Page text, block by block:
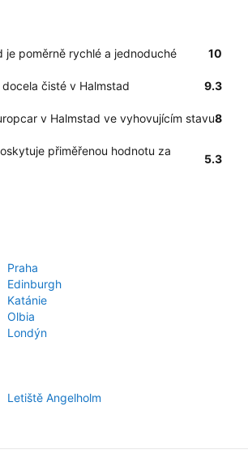
poměrně rychlé a jednoduché 10
čisté v Halmstad 9.3
v Halmstad ve vyhovujícím stavu8
přiměřenou hodnotu za
5.3
Praha
Edinburgh
Katánie
Olbia
Londýn
Letiště Angelholm